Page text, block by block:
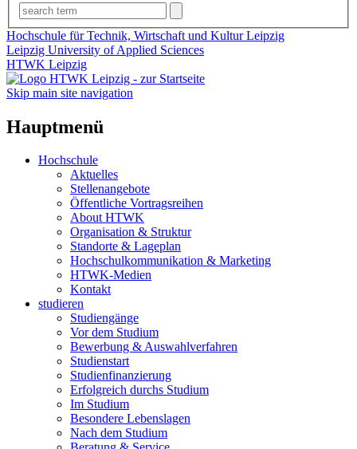
Hochschule für Technik, Wirtschaft und Kultur Leipzig
Leipzig University of Applied Sciences
HTWK Leipzig
Skip main site navigation
Hauptmenü
Hochschule
Aktuelles
Stellenangebote
Öffentliche Vortragsreihen
About HTWK
Organisation & Struktur
Standorte & Lageplan
Hochschulkommunikation & Marketing
HTWK-Medien
Kontakt
studieren
Studiengänge
Vor dem Studium
Bewerbung & Auswahlverfahren
Studienstart
Studienfinanzierung
Erfolgreich durchs Studium
Im Studium
Besondere Lebenslagen
Nach dem Studium